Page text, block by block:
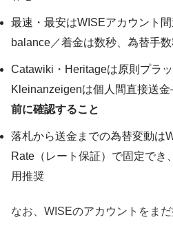
最速・最安はWISEアカウント
balance／着金は数秒、為替手数
Catawiki・Heritageは原則プラ
Kleinanzeigenは個人間直接送
前に確認すること
落札から送金までの為替変動は
Rate（レート保証）で固定でき
用推奨
なお、WISEのアカウントをま